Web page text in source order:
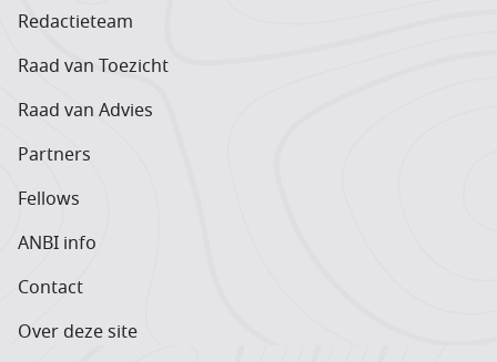
Redactieteam
Raad van Toezicht
Raad van Advies
Partners
Fellows
ANBI info
Contact
Over deze site